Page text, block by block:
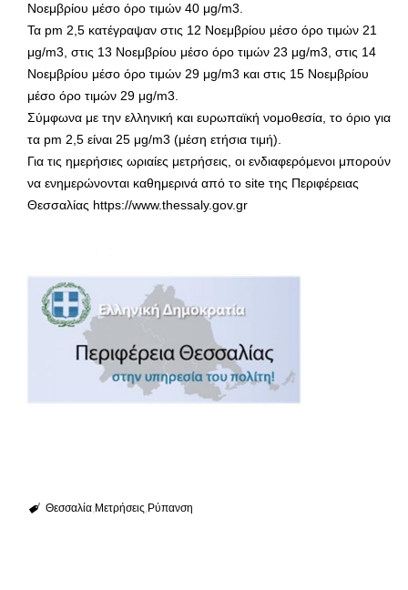
Νοεμβρίου μέσο όρο τιμών 40 μg/m3.
Τα pm 2,5 κατέγραψαν στις 12 Νοεμβρίου μέσο όρο τιμών 21
μg/m3, στις 13 Νοεμβρίου μέσο όρο τιμών 23 μg/m3, στις 14
Νοεμβρίου μέσο όρο τιμών 29 μg/m3 και στις 15 Νοεμβρίου
μέσο όρο τιμών 29 μg/m3.
Σύμφωνα με την ελληνική και ευρωπαϊκή νομοθεσία, το όριο για
τα pm 2,5 είναι 25 μg/m3 (μέση ετήσια τιμή).
Για τις ημερήσιες ωριαίες μετρήσεις, οι ενδιαφερόμενοι μπορούν
να ενημερώνονται καθημερινά από το site της Περιφέρειας
Θεσσαλίας https://www.thessaly.gov.gr
Θεσσαλία Μετρήσεις Ρύπανση